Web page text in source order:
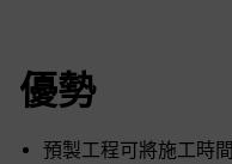
優勢
預製工程可將施工時